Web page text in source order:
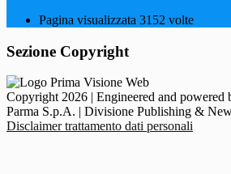
Pagina visualizzata 3152 volte
Sezione Copyright
Copyright 2026 | Engineered and powered
Parma S.p.A. | Divisione Publishing &
Disclaimer trattamento dati personali